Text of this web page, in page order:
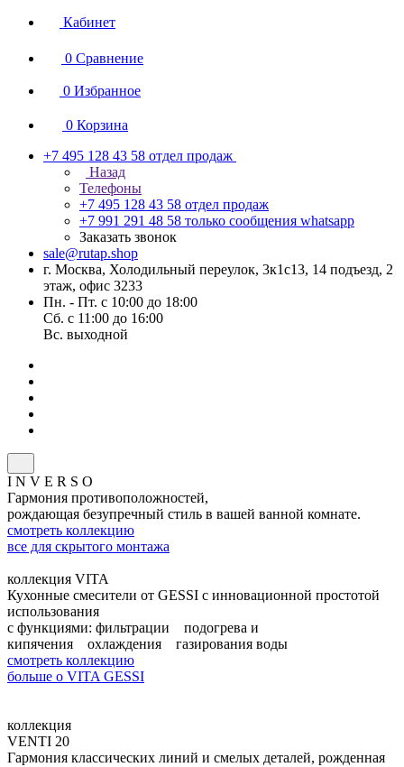
Кабинет
0 Сравнение
0 Избранное
0 Корзина
+7 495 128 43 58 отдел продаж
Назад
Телефоны
+7 495 128 43 58 отдел продаж
+7 991 291 48 58 только сообщения whatsapp
Заказать звонок
sale@rutap.shop
г. Москва, Холодильный переулок, 3к1с13, 14 подъезд, 2
этаж, офис 3233
Пн. - Пт. с 10:00 до 18:00
Сб. с 11:00 до 16:00
Вс. выходной
I N V E R S O
Гармония противоположностей,
рождающая безупречный стиль в вашей ванной комнате.
смотреть коллекцию
все для скрытого монтажа
коллекция VITA
Кухонные смесители от GESSI с инновационной простотой
использования
с функциями: фильтрации подогрева и
кипячения охлаждения газирования воды
смотреть коллекцию
больше о VITA GESSI
коллекция
VENTI 20
Гармония классических линий и смелых деталей, рожденная